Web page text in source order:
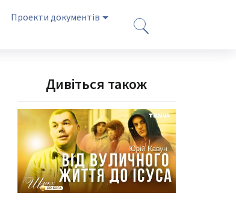
Проекти документів
Дивіться також